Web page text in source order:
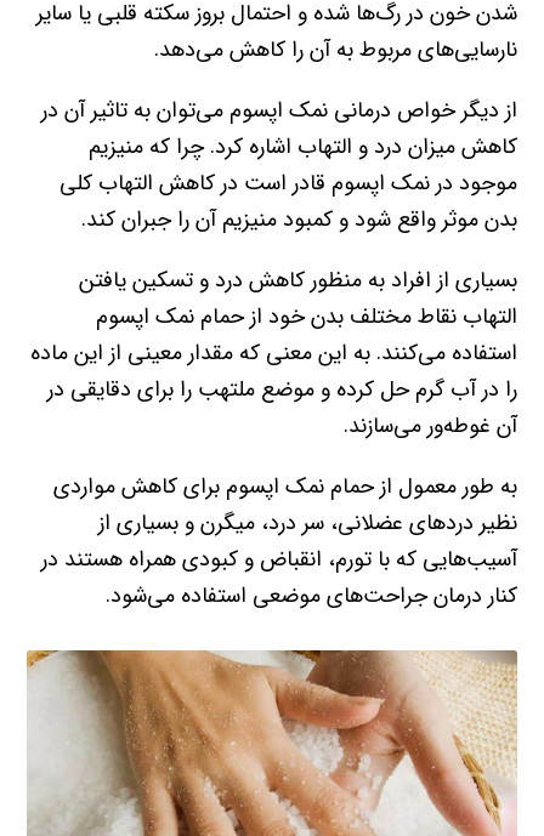
شدن خون در رگ‌ها شده و احتمال بروز سکته قلبی یا سایر
نارسایی‌های مربوط به آن را کاهش می‌دهد.
از دیگر خواص درمانی نمک اپسوم می‌توان به تاثیر آن در
کاهش میزان درد و التهاب اشاره کرد. چرا که منیزیم
موجود در نمک اپسوم قادر است در کاهش التهاب کلی
بدن موثر واقع شود و کمبود منیزیم آن را جبران کند.
بسیاری از افراد به منظور کاهش درد و تسکین یافتن
التهاب نقاط مختلف بدن خود از حمام نمک اپسوم
استفاده می‌کنند. به این معنی که مقدار معینی از این ماده
را در آب گرم حل کرده و موضع ملتهب را برای دقایقی در
آن غوطه‌ور می‌سازند.
به طور معمول از حمام نمک اپسوم برای کاهش مواردی
نظیر درد‌های عضلانی، سر درد، میگرن و بسیاری از
آسیب‌هایی که با تورم، انقباض و کبودی همراه هستند در
کنار درمان جراحت‌های موضعی استفاده می‌شود.